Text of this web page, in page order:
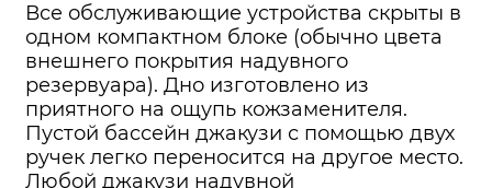
Все обслуживающие устройства скрыты в
одном компактном блоке (обычно цвета
внешнего покрытия надувного
резервуара). Дно изготовлено из
приятного на ощупь кожзаменителя.
Пустой бассейн джакузи с помощью двух
ручек легко переносится на другое место.
Любой джакузи надувной